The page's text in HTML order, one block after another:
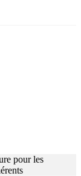
pour les